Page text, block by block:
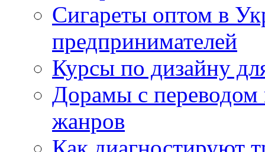
Сигареты оптом в
предпринимателей
Курсы по дизайну
Дорамы с переводом
жанров